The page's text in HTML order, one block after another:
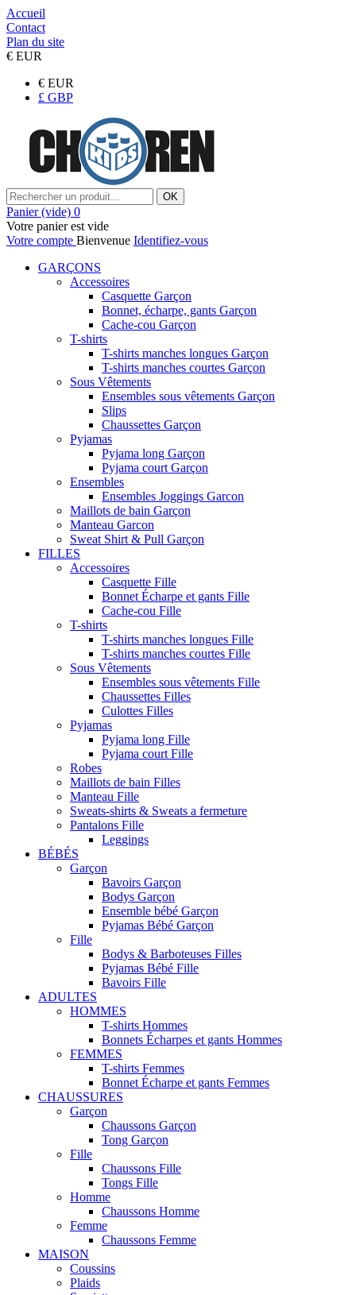
Accueil
Contact
Plan du site
€ EUR
€ EUR
£ GBP
OK
Panier (vide) 0
Votre panier est vide
Votre compte Bienvenue Identifiez-vous
GARÇONS
Accessoires
Casquette Garçon
Bonnet, écharpe, gants Garçon
Cache-cou Garçon
T-shirts
T-shirts manches longues Garçon
T-shirts manches courtes Garçon
Sous Vêtements
Ensembles sous vêtements Garçon
Slips
Chaussettes Garçon
Pyjamas
Pyjama long Garçon
Pyjama court Garçon
Ensembles
Ensembles Joggings Garcon
Maillots de bain Garçon
Manteau Garcon
Sweat Shirt & Pull Garçon
FILLES
Accessoires
Casquette Fille
Bonnet Écharpe et gants Fille
Cache-cou Fille
T-shirts
T-shirts manches longues Fille
T-shirts manches courtes Fille
Sous Vêtements
Ensembles sous vêtements Fille
Chaussettes Filles
Culottes Filles
Pyjamas
Pyjama long Fille
Pyjama court Fille
Robes
Maillots de bain Filles
Manteau Fille
Sweats-shirts & Sweats a fermeture
Pantalons Fille
Leggings
BÉBÉS
Garçon
Bavoirs Garçon
Bodys Garçon
Ensemble bébé Garçon
Pyjamas Bébé Garçon
Fille
Bodys & Barboteuses Filles
Pyjamas Bébé Fille
Bavoirs Fille
ADULTES
HOMMES
T-shirts Hommes
Bonnets Écharpes et gants Hommes
FEMMES
T-shirts Femmes
Bonnet Écharpe et gants Femmes
CHAUSSURES
Garçon
Chaussons Garçon
Tong Garçon
Fille
Chaussons Fille
Tongs Fille
Homme
Chaussons Homme
Femme
Chaussons Femme
MAISON
Coussins
Plaids